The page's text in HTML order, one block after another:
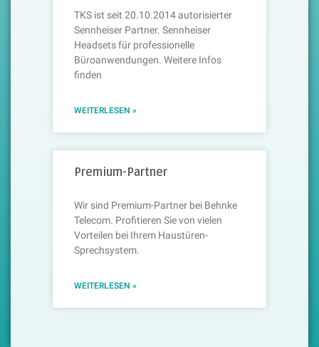
TKS ist seit 20.10.2014 autorisierter
Sennheiser Partner. Sennheiser
Headsets für professionelle
Büroanwendungen. Weitere Infos
finden
WEITERLESEN »
Premium-Partner
Wir sind Premium-Partner bei Behnke
Telecom. Profitieren Sie von vielen
Vorteilen bei Ihrem Haustüren-
Sprechsystem.
WEITERLESEN »